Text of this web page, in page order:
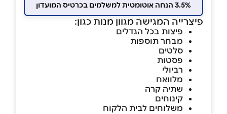
3.5% הנחה אוטומטית למשלמים בכרטיס המועדון
פיצרייה המגישה מגוון מנות כגון:
פיצות בכל הגדלים
מבחר תוספות
סלטים
פסטות
רביולי
מלוואח
שתיה קרה
קינוחים
משלוחים לבית הלקוח